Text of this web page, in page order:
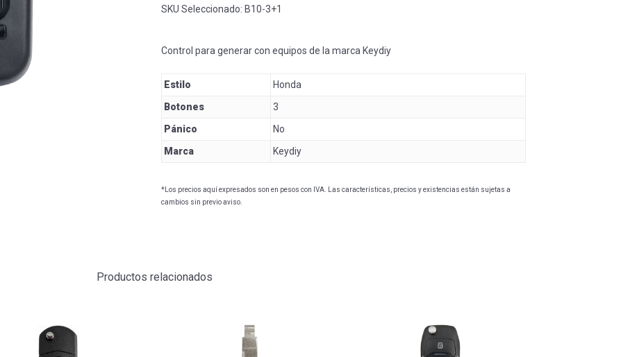
SKU Seleccionado: B10-3+1
Control para generar con equipos de la marca Keydiy
Estilo
Honda
Botones
3
Pánico
No
Marca
Keydiy
*Los precios aquí expresados son en pesos con IVA. Las características, precios y existencias están sujetas a
cambios sin previo aviso.
Productos relacionados